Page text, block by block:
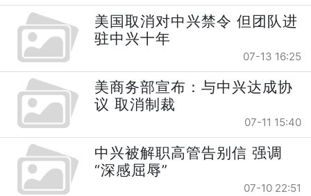
美国取消对中兴禁令 但团队进
驻中兴十年
07-13 16:25
美商务部宣布：与中兴达成协
议 取消制裁
07-11 15:40
中兴被解职高管告别信 强调
“深感屈辱”
07-10 22:51